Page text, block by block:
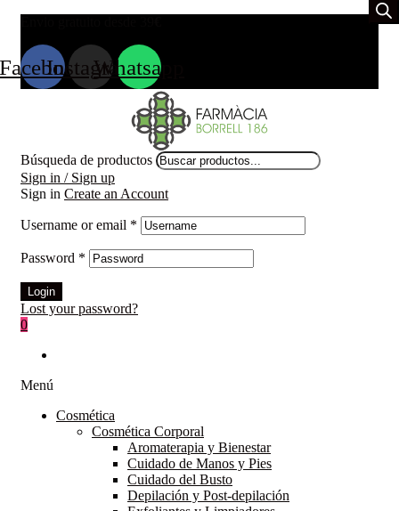
Instagram
Whatsapp
Búsqueda de productos
Sign in / Sign up
Sign in Create an Account
Username or email *
Password *
Login
Lost your password?
0
Menú
Cosmética
Cosmética Corporal
Aromaterapia y Bienestar
Cuidado de Manos y Pies
Cuidado del Busto
Depilación y Post-depilación